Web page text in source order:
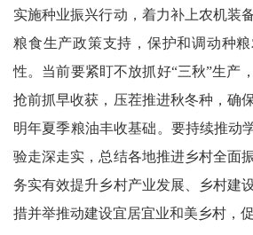
实施种业振兴行动，着力补上农机装
粮食生产政策支持，保护和调动种
性。当前要紧盯不放抓好“三秋”生产
抢前抓早收获，压茬推进秋冬种，确
明年夏季粮油丰收基础。要持续推动
验走深走实，总结各地推进乡村全面
务实有效提升乡村产业发展、乡村建
措并举推动建设宜居宜业和美乡村，